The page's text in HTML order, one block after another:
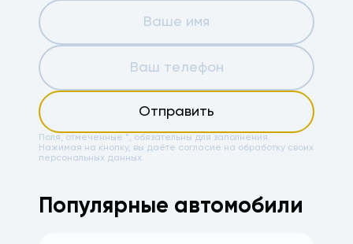
Отправить
Поля, отмеченные *, обязательны для заполнения.
Нажимая на кнопку, вы даёте согласие на обработку своих
персональных данных.
Популярные автомобили